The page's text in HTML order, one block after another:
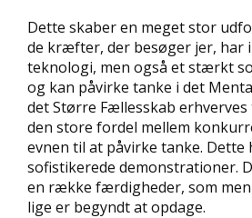
Dette skaber en meget stor
de kræfter, der besøger jer, har
teknologi, men også et stærkt
og kan påvirke tanke i det
det Større Fællesskab
den store fordel mellem
evnen til at påvirke tanke.
sofistikerede demonstrationer.
en række færdigheder, som
lige er begyndt at opdage.